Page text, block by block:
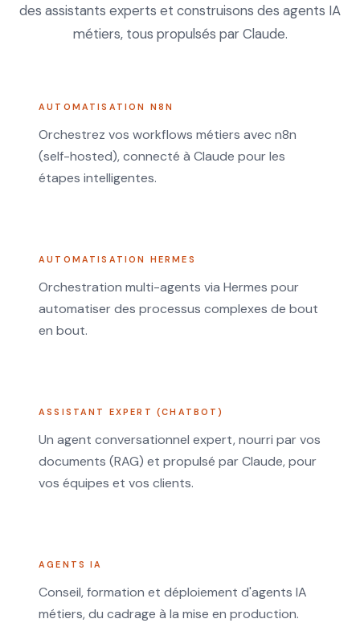
des assistants experts et construisons des agents IA
métiers, tous propulsés par Claude.
AUTOMATISATION N8N
Orchestrez vos workflows métiers avec n8n
(self-hosted), connecté à Claude pour les
étapes intelligentes.
AUTOMATISATION HERMES
Orchestration multi-agents via Hermes pour
automatiser des processus complexes de bout
en bout.
ASSISTANT EXPERT (CHATBOT)
Un agent conversationnel expert, nourri par vos
documents (RAG) et propulsé par Claude, pour
vos équipes et vos clients.
AGENTS IA
Conseil, formation et déploiement d'agents IA
métiers, du cadrage à la mise en production.